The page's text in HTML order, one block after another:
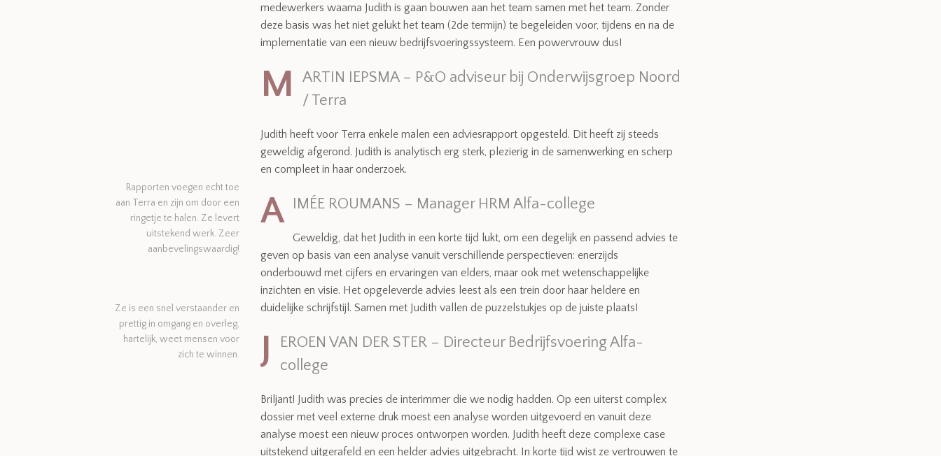
medewerkers waarna Judith is gaan bouwen aan het team samen met het team. Zonder
deze basis was het niet gelukt het team (2de termijn) te begeleiden voor, tijdens en na de
implementatie van een nieuw bedrijfsvoeringssysteem. Een powervrouw dus!
M
ARTIN IEPSMA – P&O adviseur bij Onderwijsgroep Noord
/ Terra
Judith heeft voor Terra enkele malen een adviesrapport opgesteld. Dit heeft zij steeds
geweldig afgerond. Judith is analytisch erg sterk, plezierig in de samenwerking en scherp
en compleet in haar onderzoek.
Rapporten voegen echt toe
aan Terra en zijn om door een
ringetje te halen. Ze levert
uitstekend werk. Zeer
aanbevelingswaardig!
A IMÉE ROUMANS – Manager HRM Alfa-college
Geweldig, dat het Judith in een korte tijd lukt, om een degelijk en passend advies te
geven op basis van een analyse vanuit verschillende perspectieven: enerzijds
onderbouwd met cijfers en ervaringen van elders, maar ook met wetenschappelijke
inzichten en visie.
Ze is een snel verstaander en
prettig in omgang en overleg,
hartelijk, weet mensen voor
zich te winnen.
Het opgeleverde advies leest als een trein door haar heldere en
duidelijke schrijfstijl. Samen met Judith vallen de puzzelstukjes op de juiste plaats!
J
EROEN VAN DER STER – Directeur Bedrijfsvoering Alfa-
college
Briljant! Judith was precies de interimmer die we nodig hadden. Op een uiterst complex
dossier met veel externe druk moest een analyse worden uitgevoerd en vanuit deze
analyse moest een nieuw proces ontworpen worden. Judith heeft deze complexe case
uitstekend uitgerafeld en een helder advies uitgebracht. In korte tijd wist ze vertrouwen te